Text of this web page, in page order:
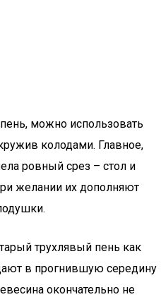
можно использовать
колодами. Главное,
ровный срез – стол и
желании их дополняют
трухлявый пень как
в прогнившую середину
окончательно не